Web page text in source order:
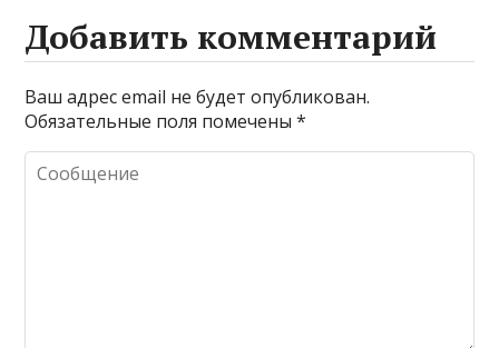
Добавить комментарий
Ваш адрес email не будет опубликован.
Обязательные поля помечены*